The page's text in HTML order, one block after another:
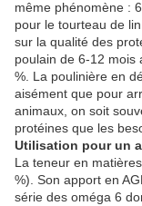
même phénomène :
pour le tourteau de
sur la qualité des
poulain de 6-12 mois
%. La poulinière en
aisément que pour
animaux, on soit
protéines que les
Utilisation pour un
La teneur en
%). Son apport en
série des oméga 6